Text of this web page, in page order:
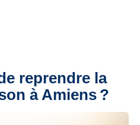
reprendre la
à Amiens ?